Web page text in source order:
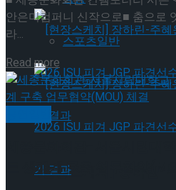
[현장스케치] 장하린-
스포츠일반
안은미컴퍼니 신작으로■ 춤으로
라...
Read more
트 생태계 구축 업무협약